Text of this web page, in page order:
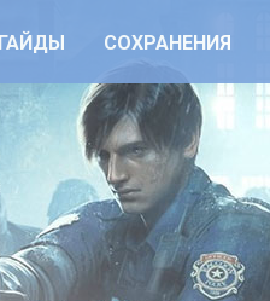
ГАЙДЫ СОХРАНЕНИЯ